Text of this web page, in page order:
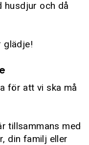
husdjur och då
glädje!
för att vi ska må
tillsammans med
din familj eller